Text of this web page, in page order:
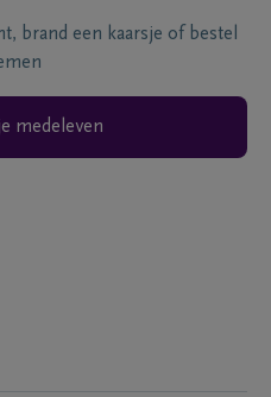
brand een kaarsje of bestel
medeleven